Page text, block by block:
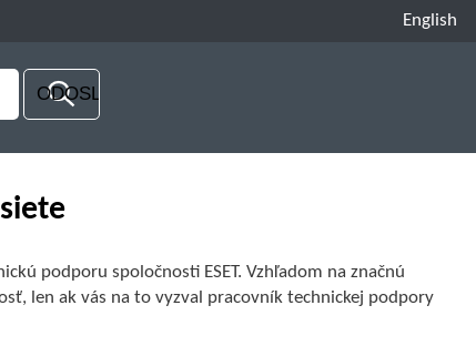
English
podporu spoločnosti ESET. Vzhľadom na značnú
len ak vás na to vyzval pracovník technickej podpory